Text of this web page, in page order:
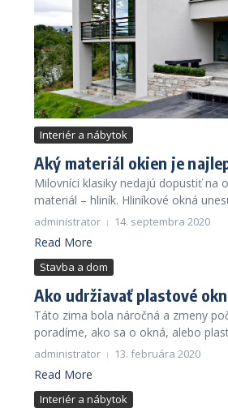
Interiér a nábytok
Aký materiál okien je
Milovníci klasiky nedajú dopustiť na
materiál – hliník. Hliníkové okná
administrator 14. septembra 2020
Read More
Stavba a dom
Ako udržiavať plastové
Táto zima bola náročná a zmeny
poradíme, ako sa o okná, alebo
administrator 13. februára 2020
Read More
Interiér a nábytok